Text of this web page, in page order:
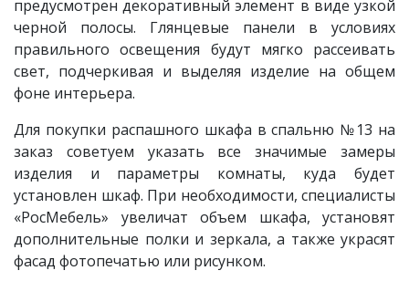
предусмотрен декоративный элемент в виде узкой
черной полосы. Глянцевые панели в условиях
правильного освещения будут мягко рассеивать
свет, подчеркивая и выделяя изделие на общем
фоне интерьера.
Для покупки распашного шкафа в спальню №13 на
заказ советуем указать все значимые замеры
изделия и параметры комнаты, куда будет
установлен шкаф. При необходимости, специалисты
«РосМебель» увеличат объем шкафа, установят
дополнительные полки и зеркала, а также украсят
фасад фотопечатью или рисунком.